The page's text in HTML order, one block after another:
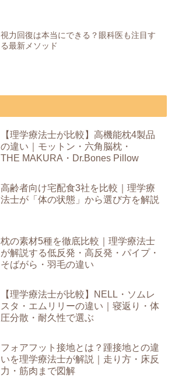
視力回復は本当にできる？眼科医も注目す
る最新メソッド
【理学療法士が比較】高機能枕4製品
の違い｜モットン・六角脳枕・
THE MAKURA・Dr.Bones Pillow
高齢者向け宅配食3社を比較｜理学療
法士が「体の状態」から選び方を解説
枕の素材5種を徹底比較｜理学療法士
が解説する低反発・高反発・パイプ・
そばがら・羽毛の違い
【理学療法士が比較】NELL・ソムレ
スタ・エムリリーの違い｜寝返り・体
圧分散・耐久性で選ぶ
フォアフット接地とは？踵接地との違
いを理学療法士が解説｜走り方・床反
力・筋肉まで図解